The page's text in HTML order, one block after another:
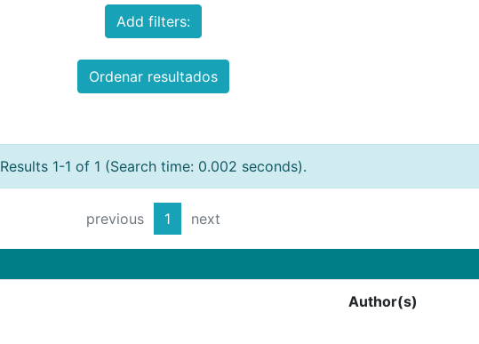
Add filters:
Ordenar resultados
Results 1-1 of 1 (Search time: 0.002 seconds).
previous 1 next
Author(s)